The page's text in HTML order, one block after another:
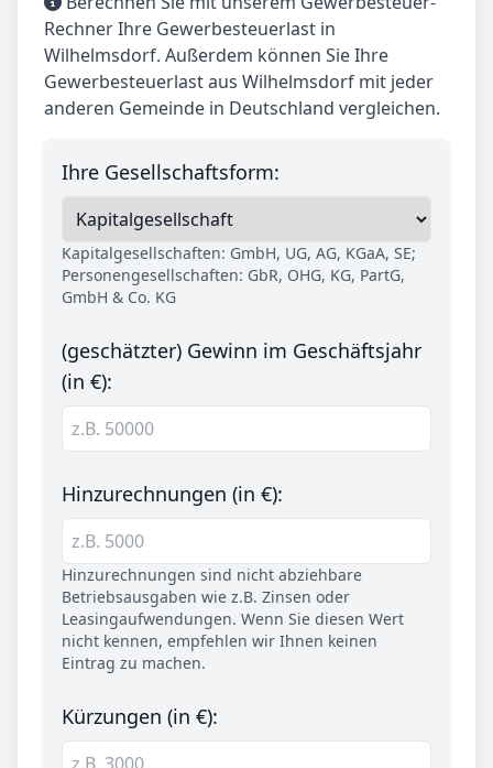
Rechner Ihre Gewerbesteuerlast in
Wilhelmsdorf. Außerdem können Sie Ihre
Gewerbesteuerlast aus Wilhelmsdorf mit jeder
anderen Gemeinde in Deutschland vergleichen.
Ihre Gesellschaftsform:
Kapitalgesellschaften: GmbH, UG, AG, KGaA, SE;
Personengesellschaften: GbR, OHG, KG, PartG,
GmbH & Co. KG
(geschätzter) Gewinn im Geschäftsjahr
(in €):
Hinzurechnungen (in €):
Hinzurechnungen sind nicht abziehbare
Betriebsausgaben wie z.B. Zinsen oder
Leasingaufwendungen. Wenn Sie diesen Wert
nicht kennen, empfehlen wir Ihnen keinen
Eintrag zu machen.
Kürzungen (in €):